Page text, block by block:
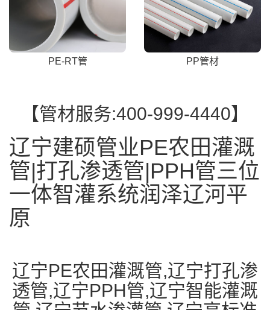
PE-RT管 PP管材
【管材服务:400-999-4440】
辽宁建硕管业PE农田灌溉
管|打孔渗透管|PPH管三位
一体智灌系统润泽辽河平
原
辽宁PE农田灌溉管,辽宁打孔渗
透管,辽宁PPH管,辽宁智能灌溉